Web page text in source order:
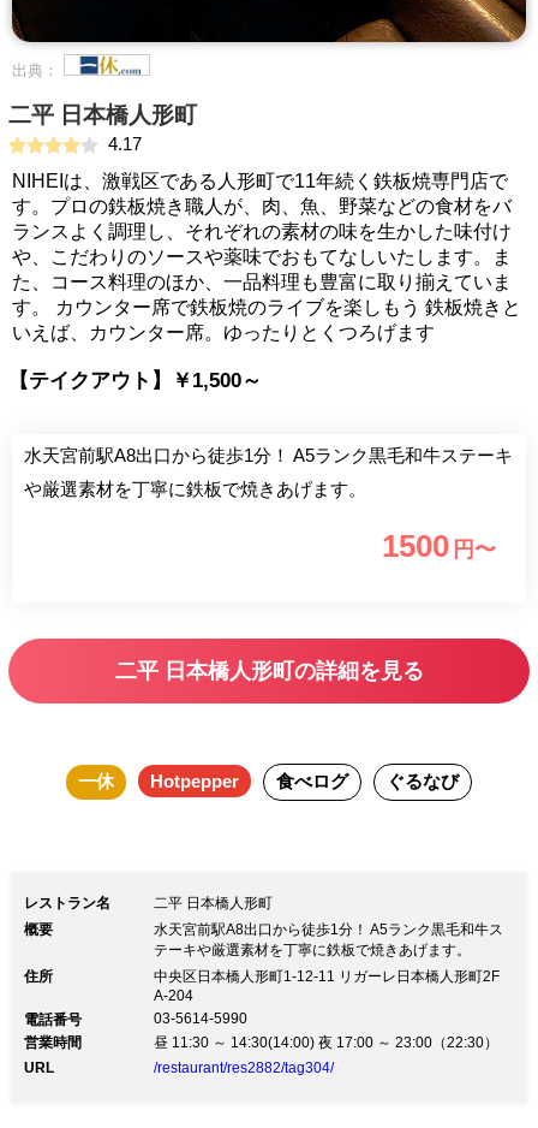
出典：
二平 日本橋人形町
4.17
NIHEIは、激戦区である人形町で11年続く鉄板焼専門店で
す。プロの鉄板焼き職人が、肉、魚、野菜などの食材をバ
ランスよく調理し、それぞれの素材の味を生かした味付け
や、こだわりのソースや薬味でおもてなしいたします。ま
た、コース料理のほか、一品料理も豊富に取り揃えていま
す。 カウンター席で鉄板焼のライブを楽しもう 鉄板焼きと
いえば、カウンター席。ゆったりとくつろげます
【テイクアウト】￥1,500～
水天宮前駅A8出口から徒歩1分！ A5ランク黒毛和牛ステーキ
や厳選素材を丁寧に鉄板で焼きあげます。
1500 円〜
二平 日本橋人形町の詳細を見る
一休 Hotpepper 食べログ ぐるなび
レストラン名
二平 日本橋人形町
概要
水天宮前駅A8出口から徒歩1分！ A5ランク黒毛和牛ス
テーキや厳選素材を丁寧に鉄板で焼きあげます。
住所
中央区日本橋人形町1-12-11 リガーレ日本橋人形町2F
A-204
電話番号
03-5614-5990
営業時間
昼 11:30 ～ 14:30(14:00) 夜 17:00 ～ 23:00（22:30）
URL
/restaurant/res2882/tag304/